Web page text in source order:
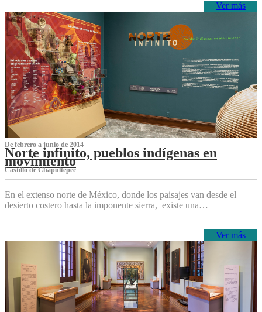
Ver más
De febrero a junio de 2014
Norte infinito, pueblos indígenas en
movimiento
Castillo de Chapultepec
En el extenso norte de México, donde los paisajes van desde el
desierto costero hasta la imponente sierra, existe una…
Ver más